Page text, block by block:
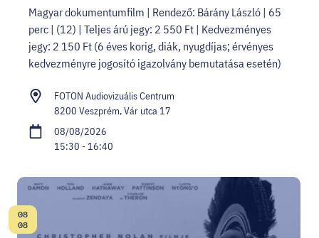
Magyar dokumentumfilm | Rendező: Bárány László | 65
perc | (12) | Teljes árú jegy: 2 550 Ft | Kedvezményes
jegy: 2 150 Ft (6 éves korig, diák, nyugdíjas; érvényes
kedvezményre jogosító igazolvány bemutatása esetén)
FOTON Audiovizuális Centrum
8200 Veszprém, Vár utca 17
08/08/2026
15:30 - 16:40
Date:
08
08